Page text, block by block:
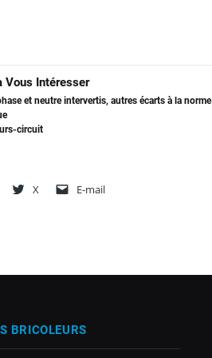
Vous Intéresser
et neutre intervertis, autres écarts à la
circuit
X E-mail
BRICOLEURS